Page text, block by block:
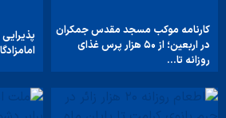
کارنامه موکب مسجد مقدس جمکران
در اربعین؛ از ۵۰ هزار پرس غذای
روزانه تا…